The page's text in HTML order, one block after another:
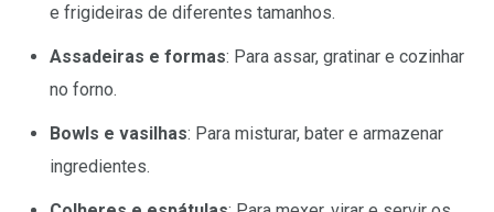
e frigideiras de diferentes tamanhos.
Assadeiras e formas: Para assar, gratinar e cozinhar
no forno.
Bowls e vasilhas: Para misturar, bater e armazenar
ingredientes.